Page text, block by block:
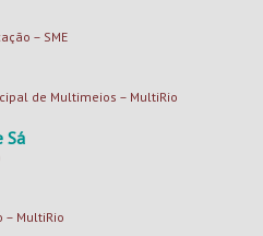
– SME
de Multimeios – MultiRio
Sá
– MultiRio